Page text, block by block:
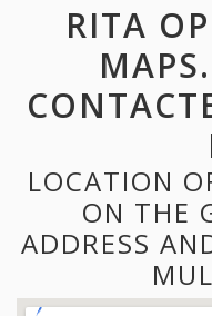
RITA
LOCATION
ON THE
ADDRESS